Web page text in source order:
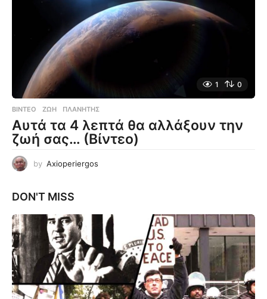
1 0
ΒΊΝΤΕΟ ΖΩΉ ,ΠΛΑΝΉΤΗΣ
Αυτά τα 4 λεπτά θα αλλάξουν την
ζωή σας… (Βίντεο)
by Axioperiergos
DON'T MISS